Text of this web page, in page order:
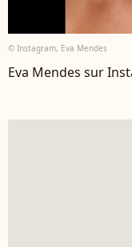
© Instagram, Eva Mendes
Eva Mendes sur